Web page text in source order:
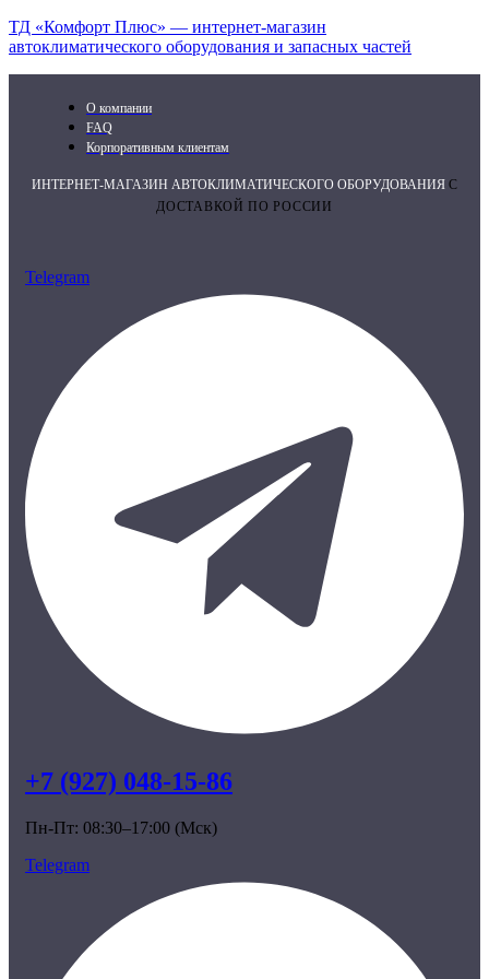
ТД «Комфорт Плюс» — интернет-магазин
автоклиматического оборудования и запасных частей
О компании
FAQ
Корпоративным клиентам
ИНТЕРНЕТ-МАГАЗИН АВТОКЛИМАТИЧЕСКОГО ОБОРУДОВАНИЯ С
ДОСТАВКОЙ ПО РОССИИ
Telegram
+7 (927) 048-15-86
Пн-Пт: 08:30–17:00 (Мск)
Telegram